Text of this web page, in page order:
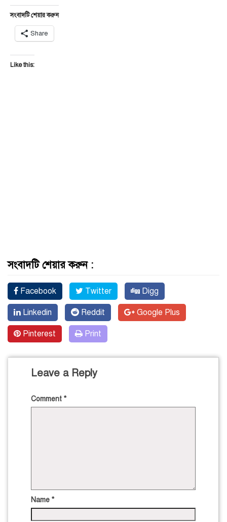
সংবাদটি শেয়ার করুন
Share
Like this:
সংবাদটি শেয়ার করুন :
Facebook Twitter Digg
Linkedin Reddit Google Plus
Pinterest Print
Leave a Reply
Comment *
Name *